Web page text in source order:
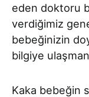
eden doktoru
verdiğimiz
bebeğinizin
bilgiye
Kaka bebeğin